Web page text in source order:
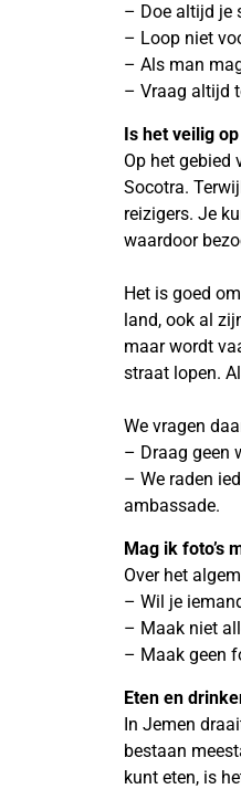
– Doe altijd je
– Loop niet
– Als man
– Vraag altijd
Is het veilig
Op het gebied
Socotra.
reizigers. Je
waardoor
Het is goed
land, ook al
maar wordt
straat lopen.
We vragen
– Draag geen
– We raden
ambassade.
Mag ik foto’s
Over het
– Wil je
– Maak niet
– Maak geen
Eten en
In Jemen
bestaan
kunt eten, is